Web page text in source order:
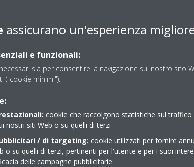
temperatura desiderata
3
denaro: 30% in meno di consumo energetico
e quindi non vi sono picchi di tensione
si riducono di 1/3 (rispetto alle normali unità on/off)
assicurano un'esperienza
e funzionali:
sia per consentire la navigazione sul nostro sito
("cookie minimi").
cookie che raccolgono statistiche sul
nostri siti Web o su quelli di terzi
/ di targeting: cookie utilizzati per fornire
o su quelli di terzi, pertinenti per l'utente e per i suoi
delle campagne pubblicitarie